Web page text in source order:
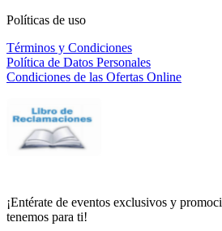
Políticas de uso
Términos y Condiciones
Política de Datos Personales
Condiciones de las Ofertas Online
¡Entérate de eventos exclusivos y
tenemos para ti!